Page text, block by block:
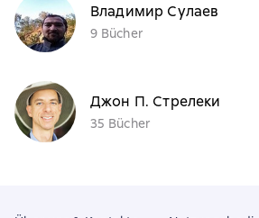
Владимир Сулаев
9 Bücher
Джон П. Стрелеки
35 Bücher